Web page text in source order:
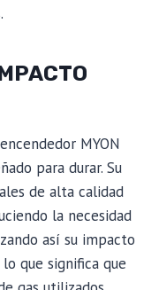
MYON
para durar. Su
de alta calidad
la necesidad
así su impacto
que significa que